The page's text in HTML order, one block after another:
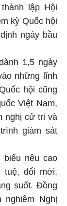
lập Hội
kỳ Quốc hội
ngày bầu
1,5 ngày
những lĩnh
hội cũng
Việt Nam,
nghị cử tri và
giám sát
biểu nêu cao
đổi mới,
suốt. Đồng
Nghị